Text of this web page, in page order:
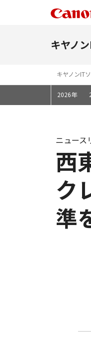
キヤノ
キヤノンIT
2026年
西
ク
準
ニュース